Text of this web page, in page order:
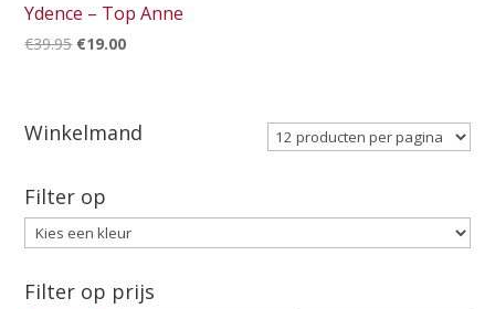
Ydence – Top Anne
€39.95 Oorspronkelijke
€19.00Huidige
Winkelmand
Filter op
Filter op prijs